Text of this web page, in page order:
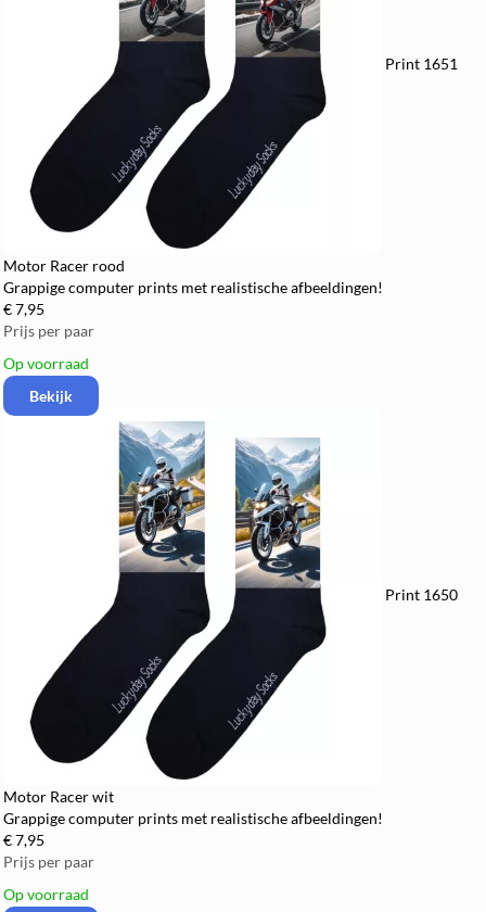
Print 1651
Motor Racer rood
Grappige computer prints met realistische afbeeldingen!
€ 7,95
Prijs per paar
Op voorraad
Bekijk
Print 1650
Motor Racer wit
Grappige computer prints met realistische afbeeldingen!
€ 7,95
Prijs per paar
Op voorraad